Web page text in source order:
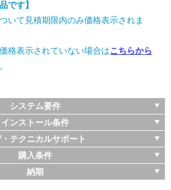
です】
いて見積期限内のみ価格表示されま
格表示されていない場合はこちらから
システム要件
インストール条件
テクニカルサポート
購入条件
納期